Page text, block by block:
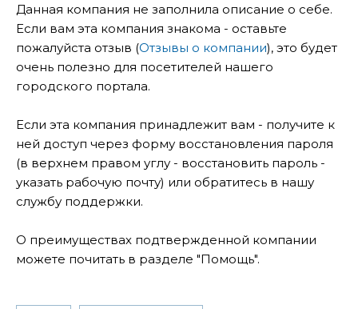
Данная компания не заполнила описание о себе.
Если вам эта компания знакома - оставьте
пожалуйста отзыв (Отзывы о компании), это будет
очень полезно для посетителей нашего
городского портала.
Если эта компания принадлежит вам - получите к
ней доступ через форму восстановления пароля
(в верхнем правом углу - восстановить пароль -
указать рабочую почту) или обратитесь в нашу
службу поддержки.
О преимуществах подтвержденной компании
можете почитать в разделе "Помощь".